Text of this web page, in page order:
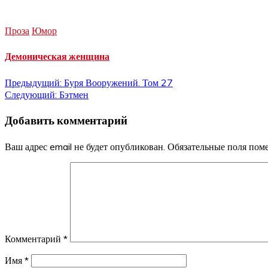
Проза Юмор
Демоническая женщина
Навигация
записям
Предыдущий: Буря Вооружений. Том 27
Следующий: Бэтмен
Добавить комментарий
Ваш адрес email не будет опубликован. Обязательные поля
Комментарий *
Имя *